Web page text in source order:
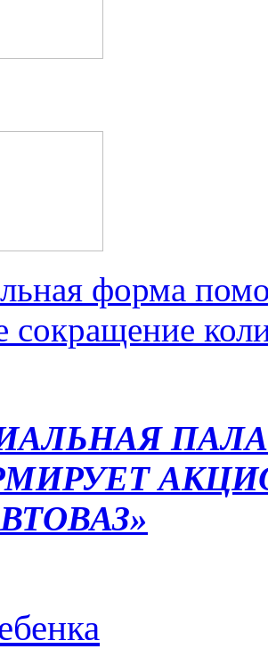
форма
сокращение